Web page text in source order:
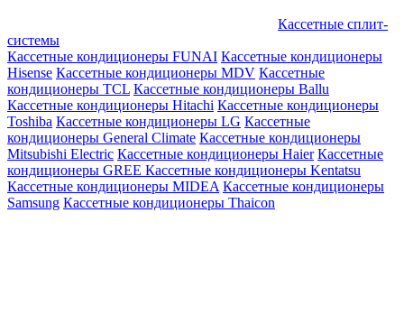
Кассетные сплит-
системы
Кассетные кондиционеры FUNAI Кассетные кондиционеры
Hisense Кассетные кондиционеры MDV Кассетные
кондиционеры TCL Кассетные кондиционеры Ballu
Кассетные кондиционеры Hitachi Кассетные кондиционеры
Toshiba Кассетные кондиционеры LG Кассетные
кондиционеры General Climate Кассетные кондиционеры
Mitsubishi Electric Кассетные кондиционеры Haier Кассетные
кондиционеры GREE Кассетные кондиционеры Kentatsu
Кассетные кондиционеры MIDEA Кассетные кондиционеры
Samsung Кассетные кондиционеры Thaicon